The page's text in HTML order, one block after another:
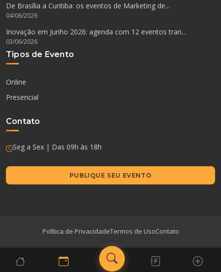
De Brasília a Curitiba: os eventos de Marketing de...
04/06/2026
Inovação em Junho 2026: agenda com 12 eventos tran...
03/06/2026
Tipos de Evento
Online
Presencial
Contato
Seg a Sex | Das 09h às 18h
PUBLIQUE SEU EVENTO
Política de PrivacidadeTermos de UsoContato